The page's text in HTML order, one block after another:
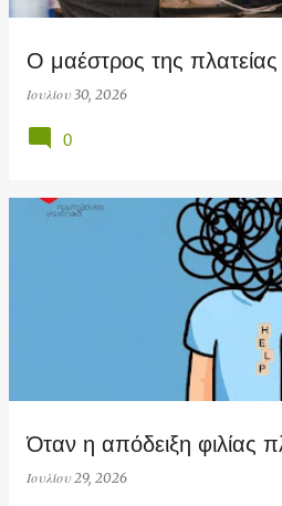
Ο μαέστρος της
Ιουλίου 30, 2026
0
Όταν η απόδειξη φιλίας
Ιουλίου 29, 2026